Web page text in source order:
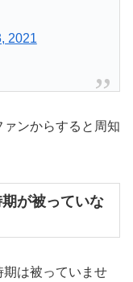
2021
ンからすると周知
が被っていな
は被っていませ